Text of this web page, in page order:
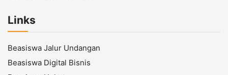
Links
Beasiswa Jalur Undangan
Beasiswa Digital Bisnis